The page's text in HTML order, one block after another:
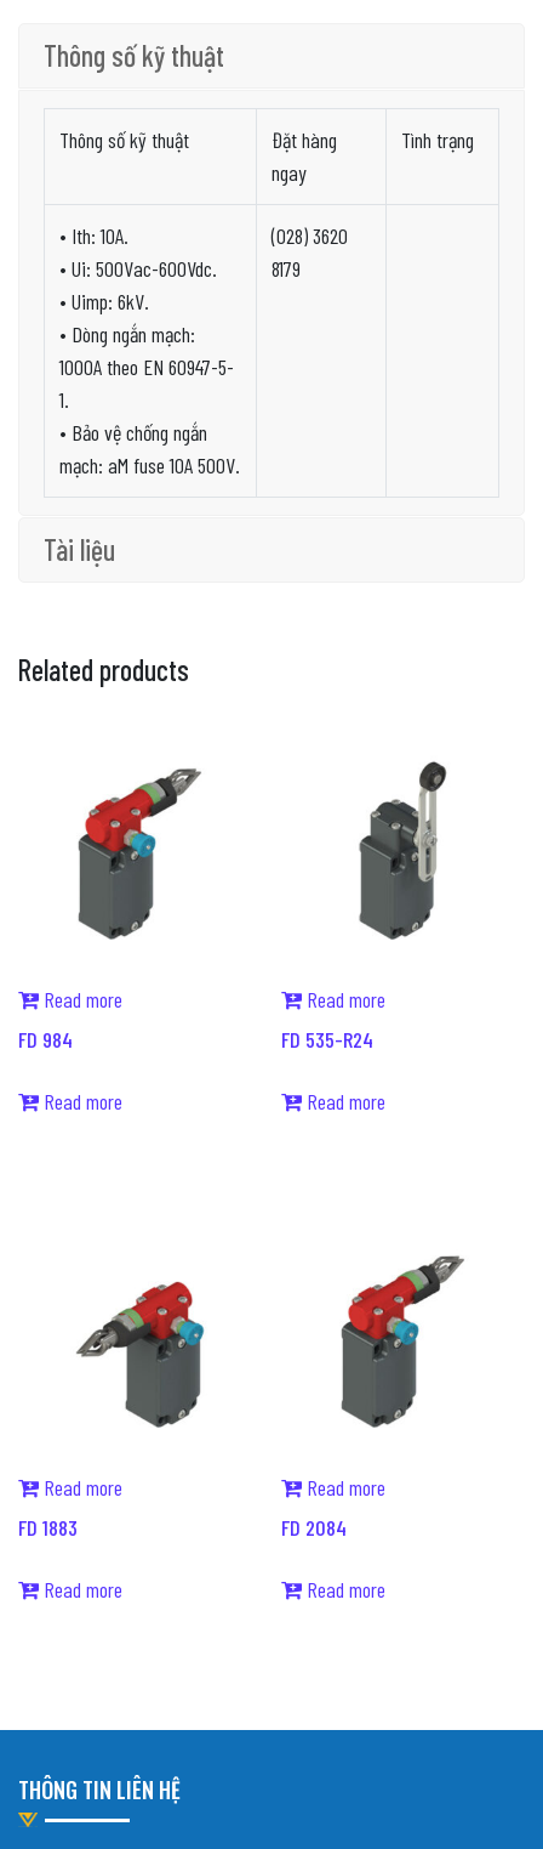
Thông số kỹ thuật
Thông số kỹ thuật
Đặt hàng
ngay
Tình trạng
• Ith: 10A.
• Ui: 500Vac-600Vdc.
• Uimp: 6kV.
• Dòng ngắn mạch:
1000A theo EN 60947-5-
1.
• Bảo vệ chống ngắn
mạch: aM fuse 10A 500V.
(028) 3620
8179
Tài liệu
Related products
Read more
FD 984
Read more
Read more
FD 535-R24
Read more
Read more
FD 1883
Read more
Read more
FD 2084
Read more
THÔNG TIN LIÊN HỆ